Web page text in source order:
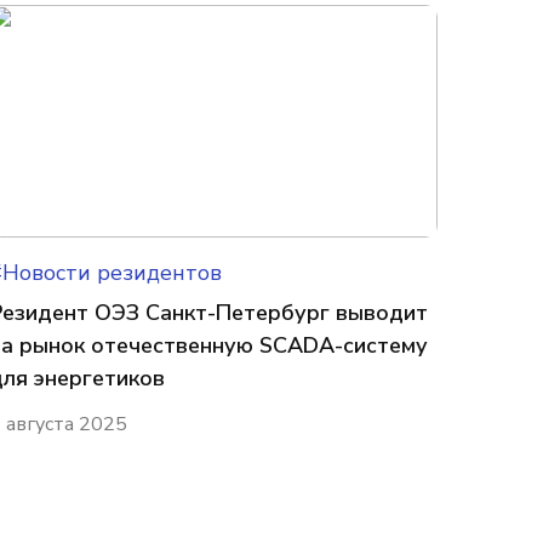
резидентов
ОЭЗ Санкт-Петербург выводит
рынок отечественную SCADA-систему
энергетиков
августа 2025